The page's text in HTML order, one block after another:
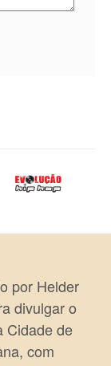
por Helder
divulgar o
Cidade de
com